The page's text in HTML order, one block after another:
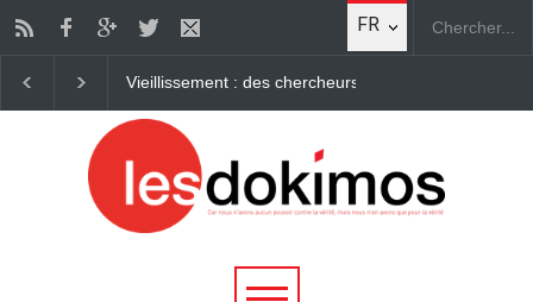
FR
Comment la Marche pour Jésus est devenue la